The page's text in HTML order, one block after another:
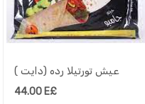
عيش تورتيلا رده (دايت )
44.00 E£